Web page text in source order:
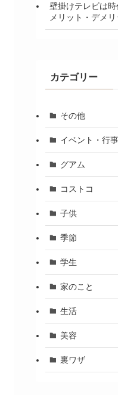
壁掛けテレビは
メリット・デメリ
カテゴリー
その他
イベント・行事
グアム
コストコ
子供
季節
学生
家のこと
生活
美容
裏ワザ